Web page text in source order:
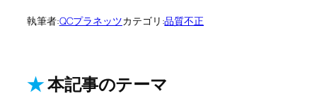
執筆者:QCプラネッツカテゴリ:品質不正
★本記事のテーマ